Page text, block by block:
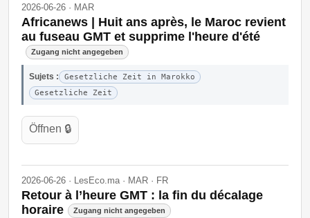
2026-06-26 · MAR
Africanews | Huit ans après, le Maroc revient
au fuseau GMT et supprime l'heure d'été
Zugang nicht angegeben
Sujets :
Gesetzliche Zeit in Marokko
Gesetzliche Zeit
Öffnen 🔒
2026-06-26 · LesEco.ma · MAR · FR
Retour à l’heure GMT : la fin du décalage
horaire
Zugang nicht angegeben